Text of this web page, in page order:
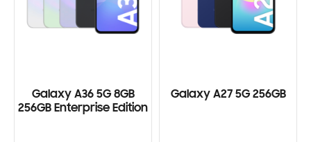
Galaxy A36 5G 8GB
256GB Enterprise Edition
Galaxy A27 5G 256GB